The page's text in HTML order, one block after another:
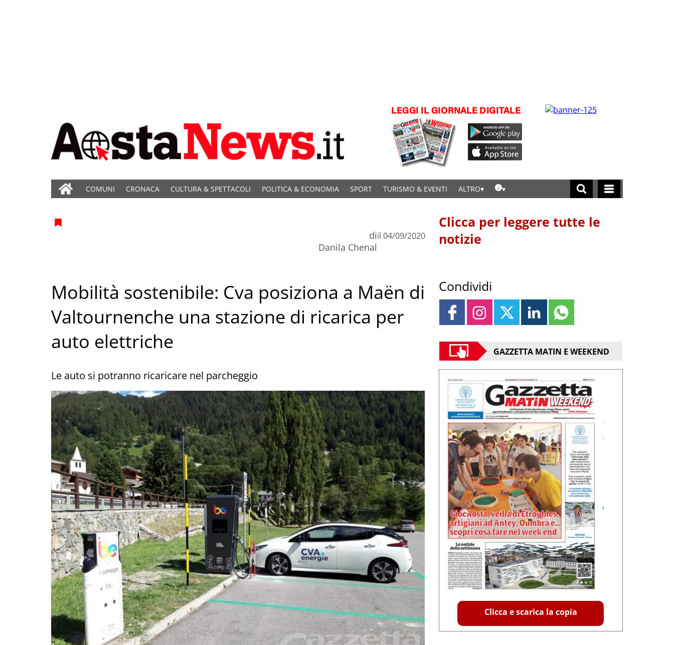
COMUNI CRONACA CULTURA & SPETTACOLI POLITICA & ECONOMIA SPORT TURISMO & EVENTI ALTRO
di
Danila Chenal
il 04/09/2020
Mobilità sostenibile: Cva posiziona a Maën di
Valtournenche una stazione di ricarica per
auto elettriche
Le auto si potranno ricaricare nel parcheggio
Clicca per leggere tutte le
notizie
Condividi
GAZZETTA MATIN E WEEKEND
Clicca e scarica la copia